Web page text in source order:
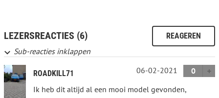
LEZERSREACTIES (6) REAGEREN
Sub-reacties inklappen
ROADKILL71 06-02-2021
0
Ik heb dit altijd al een mooi model gevonden,